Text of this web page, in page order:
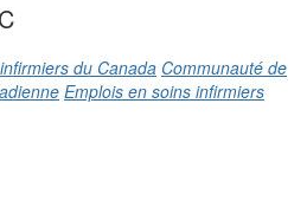
du Canada Communauté de
Emplois en soins infirmiers